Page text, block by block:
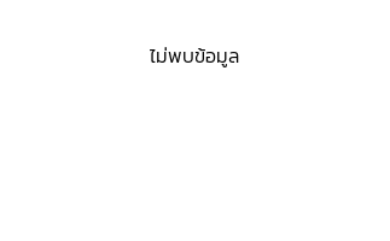
ไม่พบข้อมูล